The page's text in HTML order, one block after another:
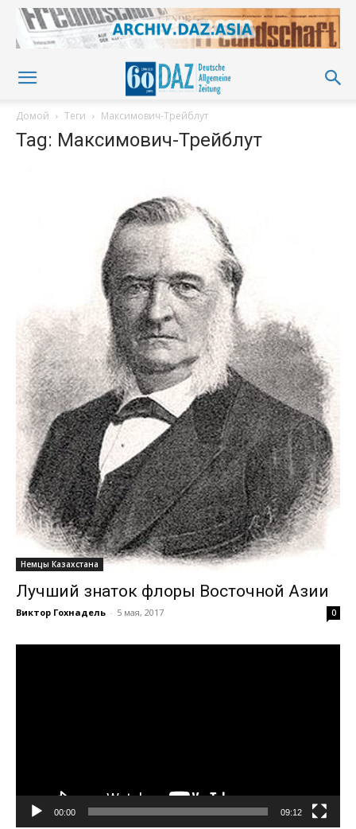
Домой Теги Максимович-Трейблут
Tag: Максимович-Трейблут
Немцы Казахстана
Лучший знаток флоры Восточной Азии
Виктор Гохнадель - 5 мая, 2017 0
00:00 09:12